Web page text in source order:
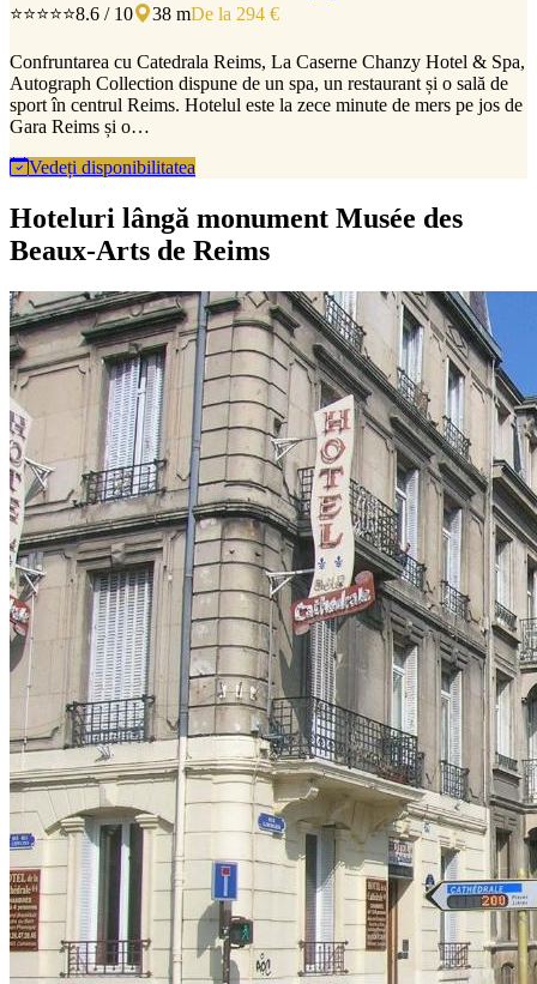
⭐⭐⭐⭐⭐8.6 / 10 38 mDe la 294 €
Confruntarea cu Catedrala Reims, La Caserne Chanzy Hotel & Spa,
Autograph Collection dispune de un spa, un restaurant și o sală de
sport în centrul Reims. Hotelul este la zece minute de mers pe jos de
Gara Reims și o…
Vedeți disponibilitatea
Hoteluri lângă monument Musée des
Beaux-Arts de Reims